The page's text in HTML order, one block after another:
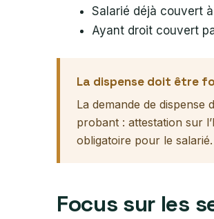
Salarié déjà couvert
Ayant droit couvert
La dispense doit être
La demande de dispense
probant : attestation sur
obligatoire pour le
Focus sur les